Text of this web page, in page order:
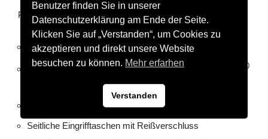
PRODUKTDETAILS
Atmungsaktiver Schutz bei jeder Bewegung.
ERIMA-TEX ®<sup> Membran: 5.000 mm Wassersäule, 3.000
g/m²/24h Atmungsaktivität, winddicht
Abnehmbare Kapuze
Seitliche Eingrifftaschen mit Reißverschluss
Benutzer finden Sie in unserer
Datenschutzerklärung am Ende der Seite.
Klicken Sie auf „Verstanden“, um Cookies zu
akzeptieren und direkt unsere Website
besuchen zu können. Mehr erfarhen
Verstanden